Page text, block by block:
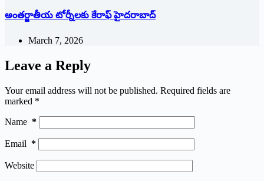
అంతర్జాతీయ టోర్నీలకు కేరాఫ్ హైదరాబాద్
March 7, 2026
Leave a Reply
Your email address will not be published. Required fields are
marked *
Name *
Email *
Website